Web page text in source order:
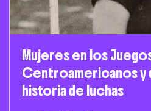
Mujeres en los
Centroamericanos y
historia de luchas